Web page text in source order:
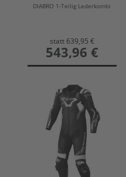
DIABRO 1-Teilig Lederkombi
statt 639,95 €
preis
543,96 €